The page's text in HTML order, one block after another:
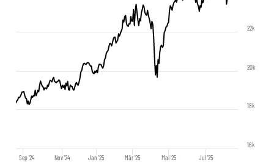
Sep '24 Nov '24 Jan '25 Mär '25 Mai '25 Jul '25
16k
18k
20k
22k